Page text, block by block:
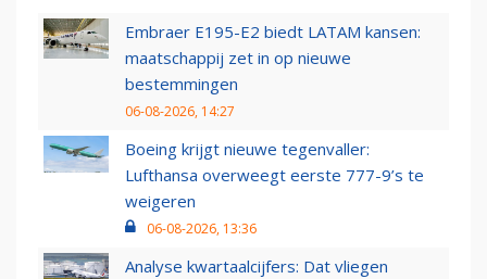
Embraer E195-E2 biedt LATAM kansen:
maatschappij zet in op nieuwe
bestemmingen
06-08-2026, 14:27
Boeing krijgt nieuwe tegenvaller:
Lufthansa overweegt eerste 777-9’s te
weigeren
06-08-2026, 13:36
Analyse kwartaalcijfers: Dat vliegen